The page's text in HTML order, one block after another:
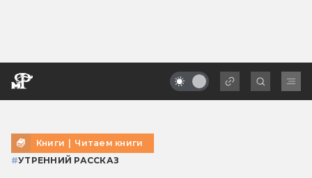
Книги | Читаем книги
#УТРЕННИЙ РАССКАЗ